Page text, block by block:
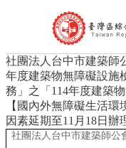
首頁
公會簡介
組織架構
理事長的話
處長的話
會員代表
社團法人台中市建築師
年度建築物無障礙設施
務」之「114年度建築
【國內外無障礙生活
因素延期至11月18日辦
社團法人台中市建築師公